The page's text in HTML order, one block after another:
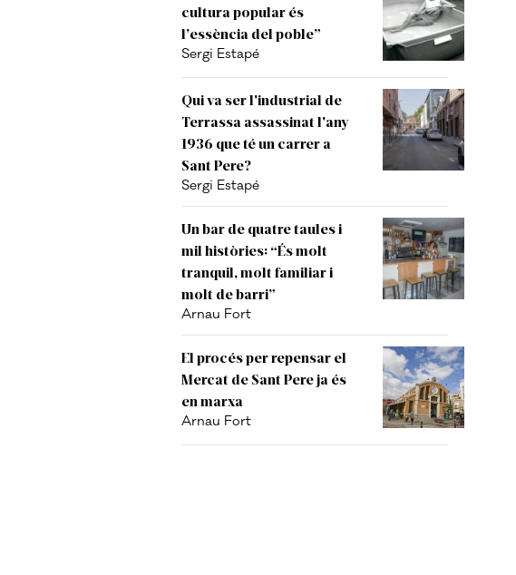
cultura popular és
l’essència del poble”
Sergi Estapé
Qui va ser l'industrial de
Terrassa assassinat l'any
1936 que té un carrer a
Sant Pere?
Sergi Estapé
Un bar de quatre taules i
mil històries: “És molt
tranquil, molt familiar i
molt de barri”
Arnau Fort
El procés per repensar el
Mercat de Sant Pere ja és
en marxa
Arnau Fort